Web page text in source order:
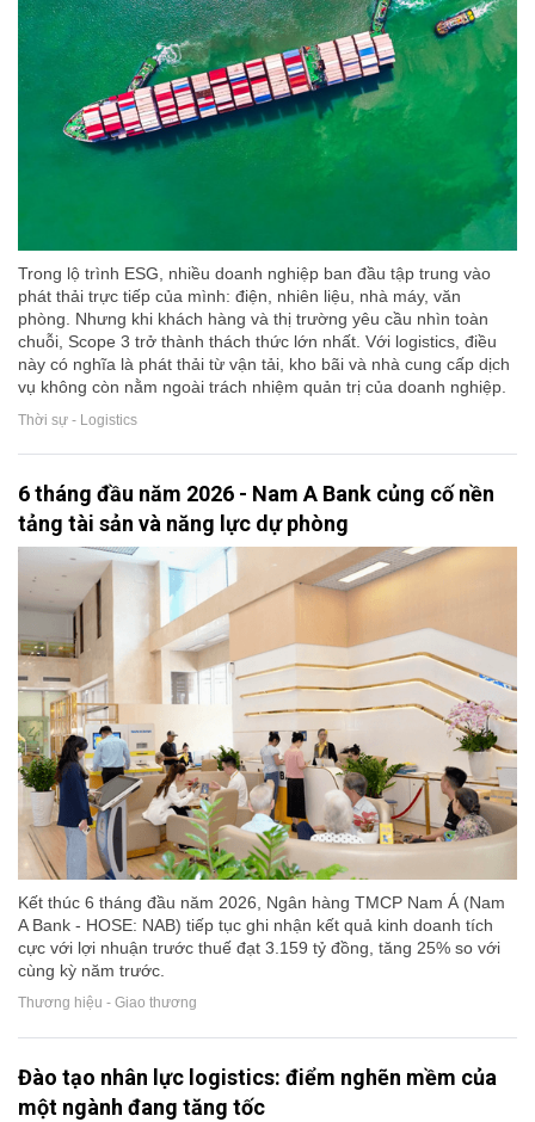
Trong lộ trình ESG, nhiều doanh nghiệp ban đầu tập trung vào
phát thải trực tiếp của mình: điện, nhiên liệu, nhà máy, văn
phòng. Nhưng khi khách hàng và thị trường yêu cầu nhìn toàn
chuỗi, Scope 3 trở thành thách thức lớn nhất. Với logistics, điều
này có nghĩa là phát thải từ vận tải, kho bãi và nhà cung cấp dịch
vụ không còn nằm ngoài trách nhiệm quản trị của doanh nghiệp.
Thời sự - Logistics
6 tháng đầu năm 2026 - Nam A Bank củng cố nền
tảng tài sản và năng lực dự phòng
Kết thúc 6 tháng đầu năm 2026, Ngân hàng TMCP Nam Á (Nam
A Bank - HOSE: NAB) tiếp tục ghi nhận kết quả kinh doanh tích
cực với lợi nhuận trước thuế đạt 3.159 tỷ đồng, tăng 25% so với
cùng kỳ năm trước.
Thương hiệu - Giao thương
Đào tạo nhân lực logistics: điểm nghẽn mềm của
một ngành đang tăng tốc